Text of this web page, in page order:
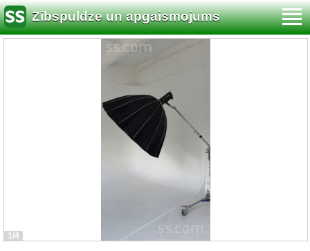
Zibspuldze un apgaismojums
1/4